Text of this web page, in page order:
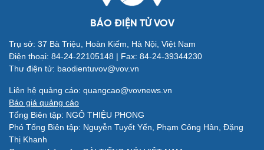
Sản phụ khoa
Nhi khoa
Làm đẹp - giảm cân
Phòng mạch online
Đời sống
Nhà đẹp
Tình yêu - Gia đình
Văn hóa
Sân khấu - Điện ảnh
BÁO ĐIỆN TỬ VOV
Trụ sở: 37 Bà Triệu, Hoàn Kiếm, Hà Nội, Việt Nam
Điện thoại: 84-24-22105148 | Fax: 84-24-39344230
Thư điện tử: baodientuvov@vov.vn
Liên hệ quảng cáo: quangcao@vovnews.vn
Báo giá quảng cáo
Tổng Biên tập: NGÔ THIỆU PHONG
Phó Tổng Biên tập: Nguyễn Tuyết Yến, Phạm Công Hân, Đặng
Thị Khanh